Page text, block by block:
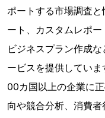
ポートする市場調査
ート、カスタムレポー
ビジネスプラン作成
ービスを提供してい
00カ国以上の企業に
向や競合分析、消費